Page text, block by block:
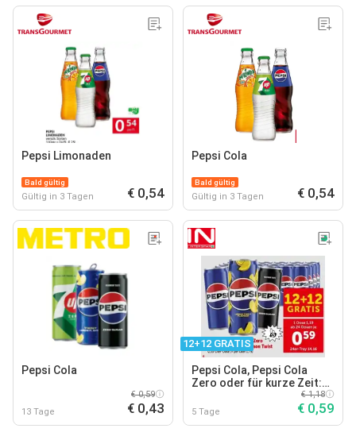
Pepsi Limonaden
Bald gültig
Gültig in 3 Tagen € 0,54
Pepsi Cola
Bald gültig
Gültig in 3 Tagen € 0,54
Pepsi Cola
13 Tage
€ 0,59
€ 0,43
12+12 GRATIS
Pepsi Cola, Pepsi Cola
Zero oder für kurze Zeit:
5 Tage
€ 1,18
€ 0,59